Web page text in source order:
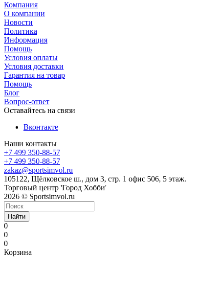
Компания
О компании
Новости
Политика
Информация
Помощь
Условия оплаты
Условия доставки
Гарантия на товар
Помощь
Блог
Вопрос-ответ
Оставайтесь на связи
Вконтакте
Наши контакты
+7 499 350-88-57
+7 499 350-88-57
zakaz@sportsimvol.ru
105122, Щёлковское ш., дом 3, стр. 1 офис 506, 5 этаж.
Торговый центр 'Город Хобби'
2026 © Sportsimvol.ru
Найти
0
0
0
Корзина